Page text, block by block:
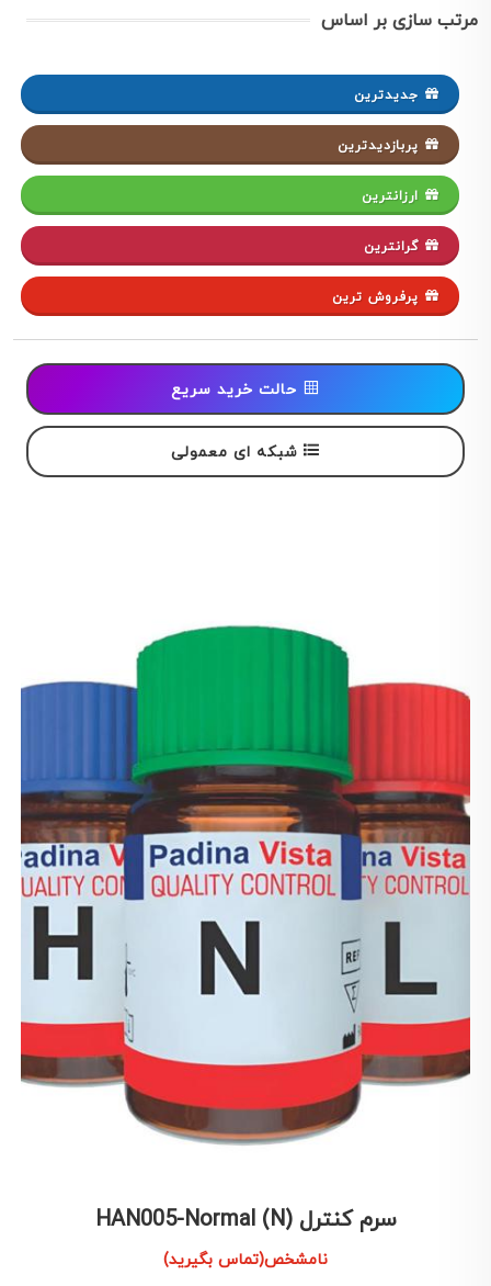
مرتب سازی بر اساس
جدیدترین
پربازدیدترین
ارزانترین
گرانترین
پرفروش ترین
حالت خرید سریع
شبکه ای معمولی
سرم کنترل HAN005-Normal (N)
نامشخص(تماس بگیرید)